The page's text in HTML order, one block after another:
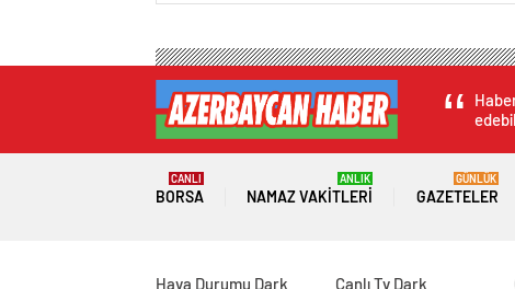
BORSA
CANLI
NAMAZ VAKITLERI
ANLIK
GAZETELER
GÜNLÜK
Hava Durumu Dark Canlı Tv Dark